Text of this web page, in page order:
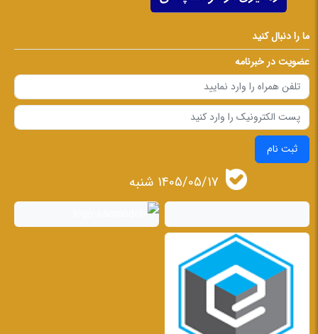
ما را دنبال کنید
عضویت در خبرنامه
ثبت نام
1405/05/17 شنبه